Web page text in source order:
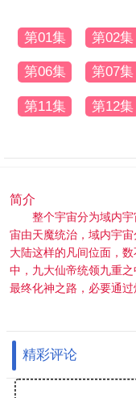
第01集 第02集
第06集 第07集
第11集 第12集
简介
整个宇宙分为域内宇
宙由天魔统治，域内宇
大陆这样的凡间位面，
中，九大仙帝统领九重
最终化神之路，必要通
界。神界万族林立，各
统管神界、九天仙界。
多，为神界最强之人，精
精彩评论